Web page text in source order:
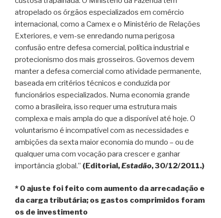
atropelado os órgãos especializados em comércio
internacional, como a Camex e o Ministério de Relações
Exteriores, e vem-se enredando numa perigosa
confusão entre defesa comercial, política industrial e
protecionismo dos mais grosseiros. Governos devem
manter a defesa comercial como atividade permanente,
baseada em critérios técnicos e conduzida por
funcionários especializados. Numa economia grande
como a brasileira, isso requer uma estrutura mais
complexa e mais ampla do que a disponível até hoje. O
voluntarismo é incompatível com as necessidades e
ambições da sexta maior economia do mundo – ou de
qualquer uma com vocação para crescer e ganhar
importância global.” (Editorial,Estadão, 30/12/2011.)
* O ajuste foi feito com aumento da arrecadação e
da carga tributária; os gastos comprimidos foram
os de investimento